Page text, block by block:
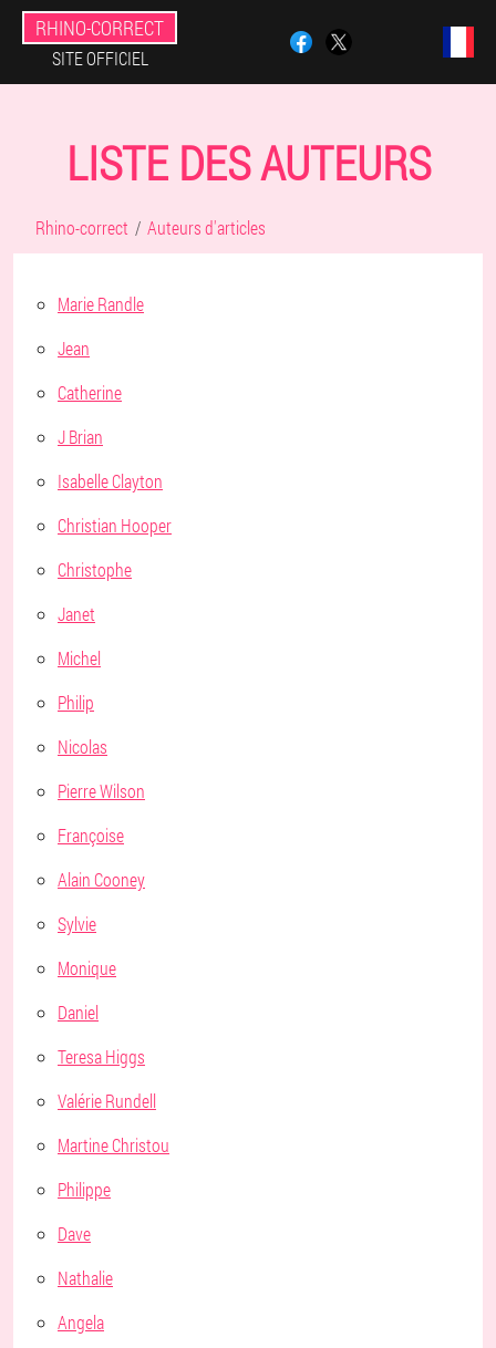
RHINO-CORRECT
SITE OFFICIEL
LISTE DES AUTEURS
Rhino-correct Auteurs d'articles
Marie Randle
Jean
Catherine
J Brian
Isabelle Clayton
Christian Hooper
Christophe
Janet
Michel
Philip
Nicolas
Pierre Wilson
Françoise
Alain Cooney
Sylvie
Monique
Daniel
Teresa Higgs
Valérie Rundell
Martine Christou
Philippe
Dave
Nathalie
Angela